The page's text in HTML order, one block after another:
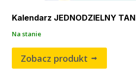
Kalendarz JEDNODZIELNY
Na stanie
Zobacz produkt